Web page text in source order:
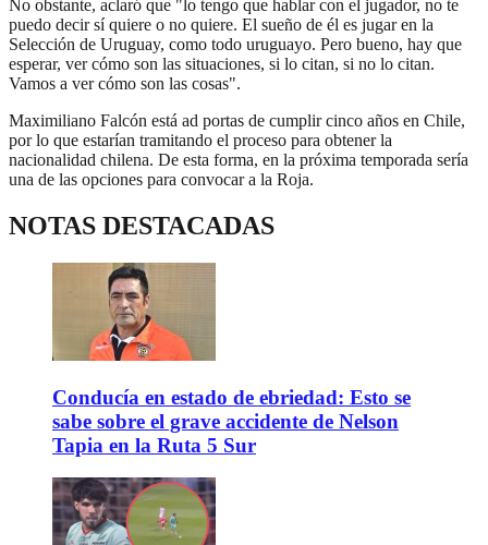
No obstante, aclaró que "lo tengo que hablar con el jugador, no te
puedo decir sí quiere o no quiere. El sueño de él es jugar en la
Selección de Uruguay, como todo uruguayo. Pero bueno, hay que
esperar, ver cómo son las situaciones, si lo citan, si no lo citan.
Vamos a ver cómo son las cosas".
Maximiliano Falcón está ad portas de cumplir cinco años en Chile,
por lo que estarían tramitando el proceso para obtener la
nacionalidad chilena. De esta forma, en la próxima temporada sería
una de las opciones para convocar a la Roja.
NOTAS DESTACADAS
Conducía en estado de ebriedad: Esto se
sabe sobre el grave accidente de Nelson
Tapia en la Ruta 5 Sur